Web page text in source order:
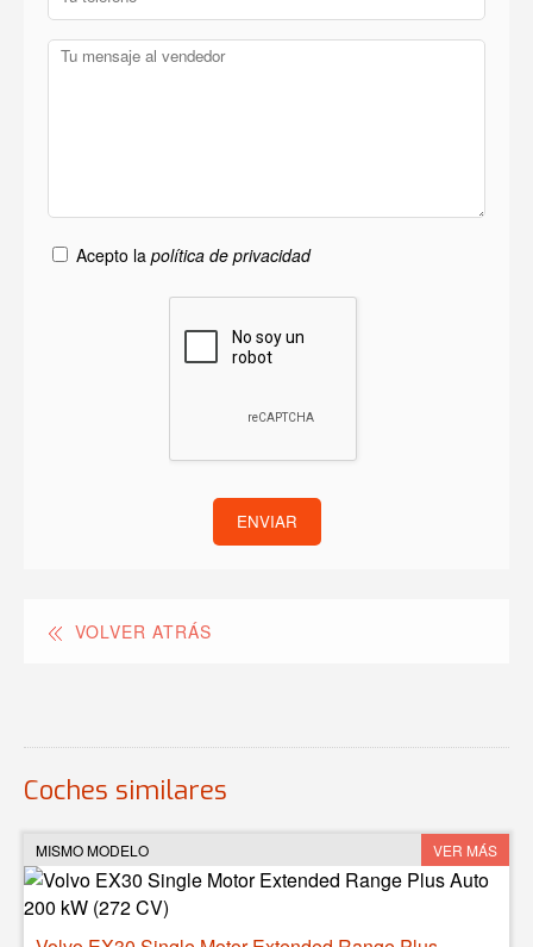
Acepto la política de privacidad
ENVIAR
VOLVER ATRÁS
Coches similares
MISMO MODELO VER MÁS